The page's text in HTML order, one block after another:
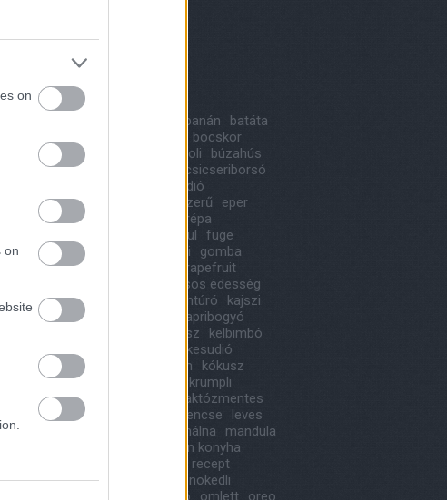
on
on
2018 május
Tovább...
banán
batáta
bocskor
paprika
bonbon brokkoli
búzahús
canelloni cékla
csicseriborsó
dió
édesburgonya
egyszerű
eper
fagylalt farsang
fehérrépa
főzés nélkül
füge
fűszer
gluténmentes gnocchi
gomba
görögdinnye
grapefruit
gyümölcsös édesség
hummusz húsmentes juhtúró
kajszi
kalóriadús
kápia
kapribogyó
keksz
kelbimbó
kesudió
kisbabáknak
koktélparadicsom
kókusz
köret
krumpli
kukorica kuszkusz
laktózmentes
lasagne
laskagomba lencse
leves
lilahagyma
málna
mandula
mediterrán konyha
muffin recept
napolitana narancs
nokedli